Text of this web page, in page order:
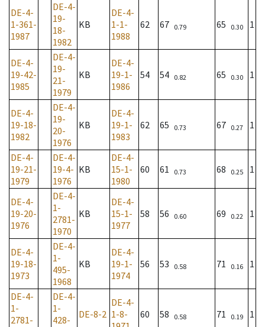
DE-4-
1-361-
1987
DE-4-
19-
18-
1982
KB
DE-4-
1-1-
1988
62 67 0.79 65 0.30 1
DE-4-
19-42-
1985
DE-4-
19-
21-
1979
KB
DE-4-
19-1-
1986
54 54 0.82 65 0.30 1
DE-4-
19-18-
1982
DE-4-
19-
20-
1976
KB
DE-4-
19-1-
1983
62 65 0.73 67 0.27 1
DE-4-
19-21-
1979
DE-4-
19-4-
1976
KB
DE-4-
15-1-
1980
60 61 0.73 68 0.25 1
DE-4-
19-20-
1976
DE-4-
1-
2781-
1970
KB
DE-4-
15-1-
1977
58 56 0.60 69 0.22 1
DE-4-
19-18-
1973
DE-4-
1-
495-
1968
KB
DE-4-
19-1-
1974
56 53 0.58 71 0.16 1
DE-4-
1-
2781-
DE-4-
1-
428-
DE-8-2
DE-4-
1-8-
60 58 0.58 71 0.19 1